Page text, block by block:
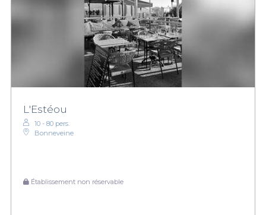
L'Estéou
10 - 80 pers.
Bonneveine
Établissement non réservable